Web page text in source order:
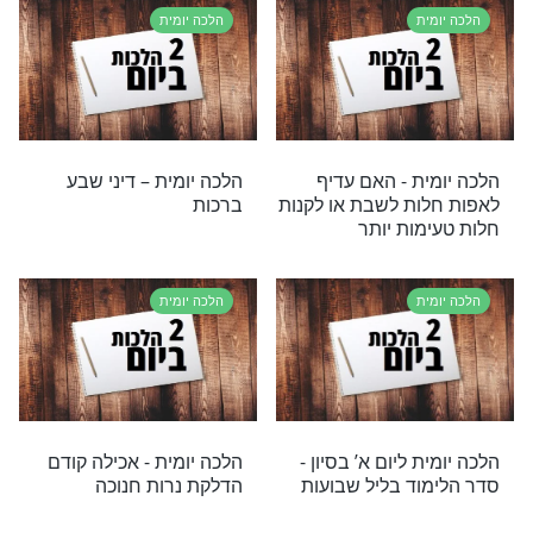
- לחם קפוא
הלכה יומית: מה זה טלטול
בשבת?
– שמיעת קריאת
הלכה יומית
הלכה יומית: האם מותר
למחוא כפיים בשבת?
הלכה יומית